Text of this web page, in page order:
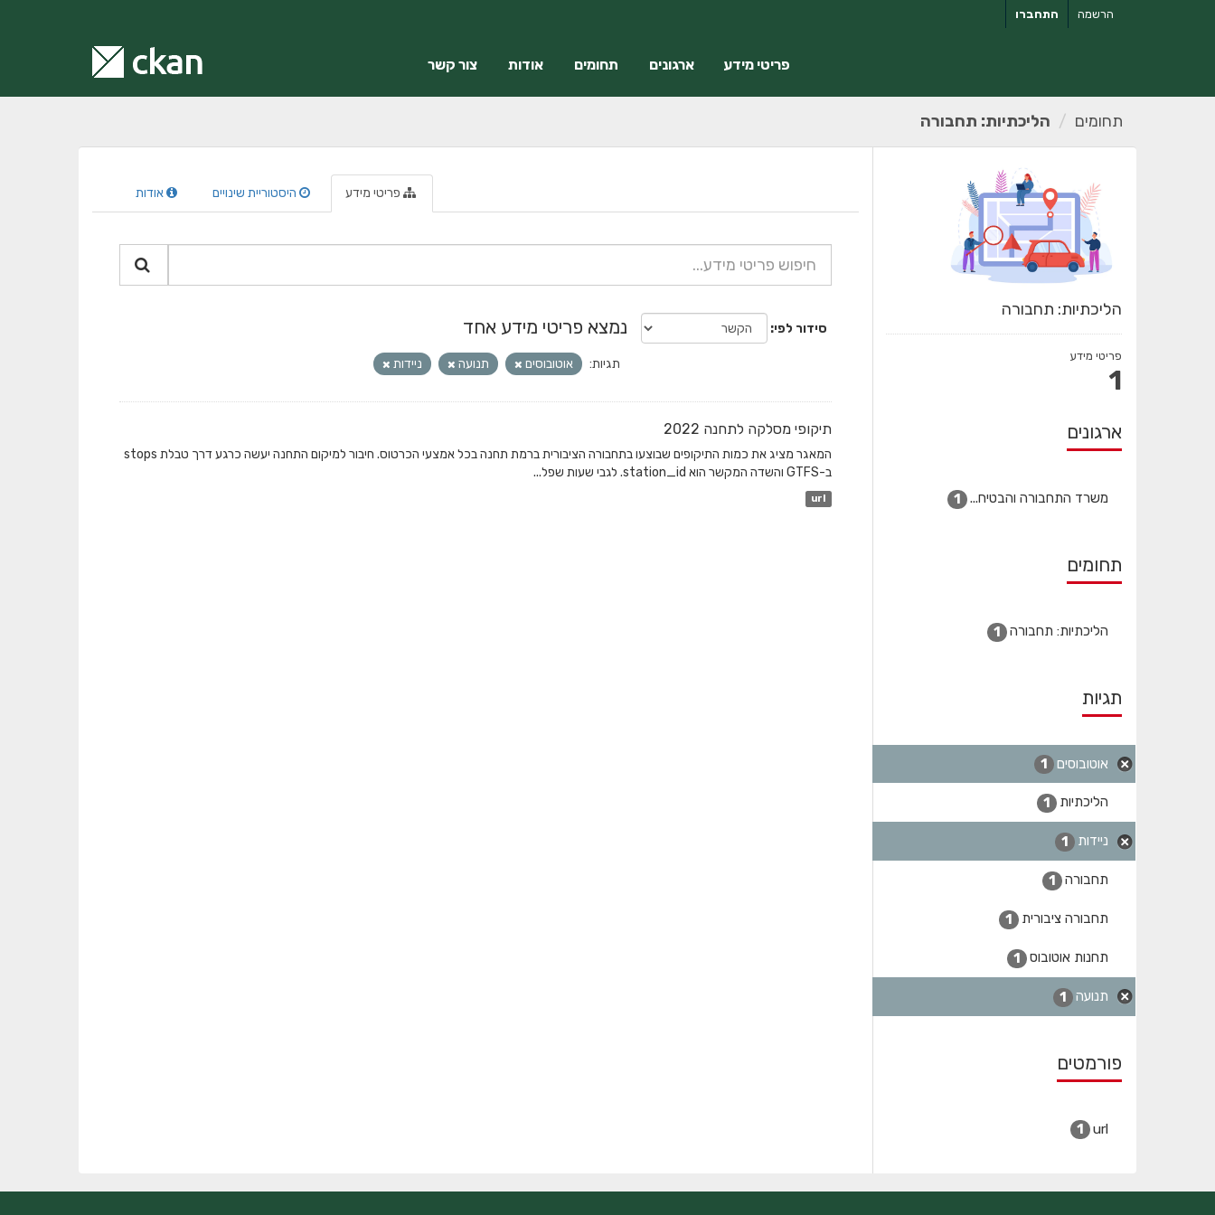
התחברו הרשמה
פריטי מידע ארגונים תחומים אודות צור קשר
תחומים הליכתיות: תחבורה
הליכתיות: תחבורה
פריטי מידע
1
ארגונים
משרד התחבורה והבטיח... 1
תחומים
הליכתיות: תחבורה 1
תגיות
אוטובוסים 1
הליכתיות 1
ניידות 1
תחבורה 1
תחבורה ציבורית 1
תחנות אוטובוס 1
תנועה 1
פורמטים
url
1
פריטי מידע היסטוריית שינויים אודות
סידור לפי נמצא פריטי מידע אחד
תגיות: אוטובוסים תנועה ניידות
תיקופי מסלקה לתחנה 2022
המאגר מציג את כמות התיקופים שבוצעו בתחבורה הציבורית ברמת תחנה בכל אמצעי הכרטוס. חיבור למיקום התחנה יעשה כרגע דרך טבלת stops
ב-GTFS והשדה המקשר הוא station_id. לגבי שעות שפל...
url